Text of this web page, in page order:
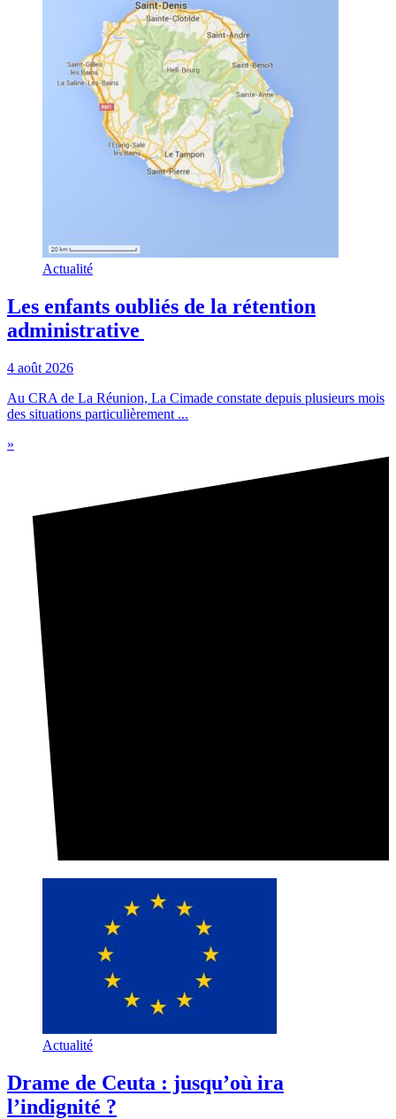
Actualité
Les enfants oubliés de la rétention
administrative
4 août 2026
Au CRA de La Réunion, La Cimade constate depuis plusieurs mois
des situations particulièrement ...
»
Actualité
Drame de Ceuta : jusqu’où ira
l’indignité ?